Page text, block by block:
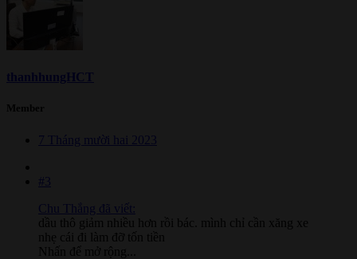
thanhhungHCT
Member
7 Tháng mười hai 2023
#3
Chu Thắng đã viết:
dầu thô giảm nhiều hơn rồi bác. mình chỉ cần xăng xe
nhẹ cái đi làm đỡ tốn tiền
Nhấn để mở rộng...